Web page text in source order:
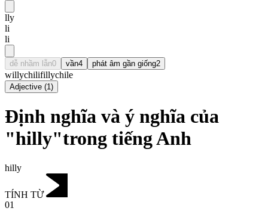
lly
li
li
dễ nhầm lẫn0 vần4 phát âm gần giống2
willychilifillychile
Adjective (1)
Định nghĩa và ý nghĩa của
"hilly"trong tiếng Anh
hilly
TÍNH TỪ
01